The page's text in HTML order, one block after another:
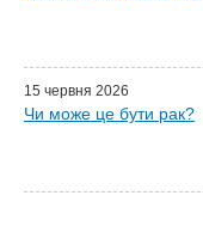
15 червня 2026
Чи може це бути рак?